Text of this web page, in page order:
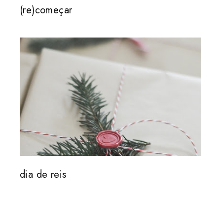
(re)começar
dia de reis